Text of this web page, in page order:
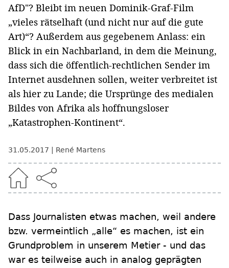
AfD"? Bleibt im neuen Dominik-Graf-Film
„vieles rätselhaft (und nicht nur auf die gute
Art)“? Außerdem aus gegebenem Anlass: ein
Blick in ein Nachbarland, in dem die Meinung,
dass sich die öffentlich-rechtlichen Sender im
Internet ausdehnen sollen, weiter verbreitet ist
als hier zu Lande; die Ursprünge des medialen
Bildes von Afrika als hoffnungsloser
„Katastrophen-Kontinent“.
31.05.2017 René Martens
Dass Journalisten etwas machen, weil andere
bzw. vermeintlich „alle“ es machen, ist ein
Grundproblem in unserem Metier - und das
war es teilweise auch in analog geprägten